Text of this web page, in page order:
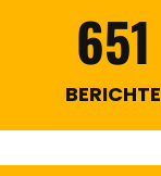
651
BERICHTE